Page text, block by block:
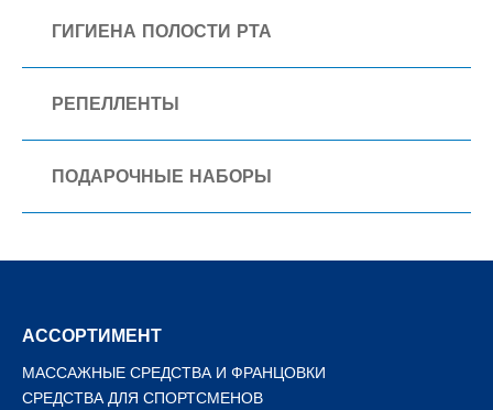
ГИГИЕНА ПОЛОСТИ РТА
РЕПЕЛЛЕНТЫ
ПОДАРОЧНЫЕ НАБОРЫ
АССОРТИМЕНТ
МАССАЖНЫЕ СРЕДСТВА И ФРАНЦОВКИ
СРЕДСТВА ДЛЯ СПОРТСМЕНОВ